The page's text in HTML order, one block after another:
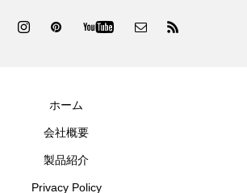
ホーム
会社概要
製品紹介
Privacy Policy